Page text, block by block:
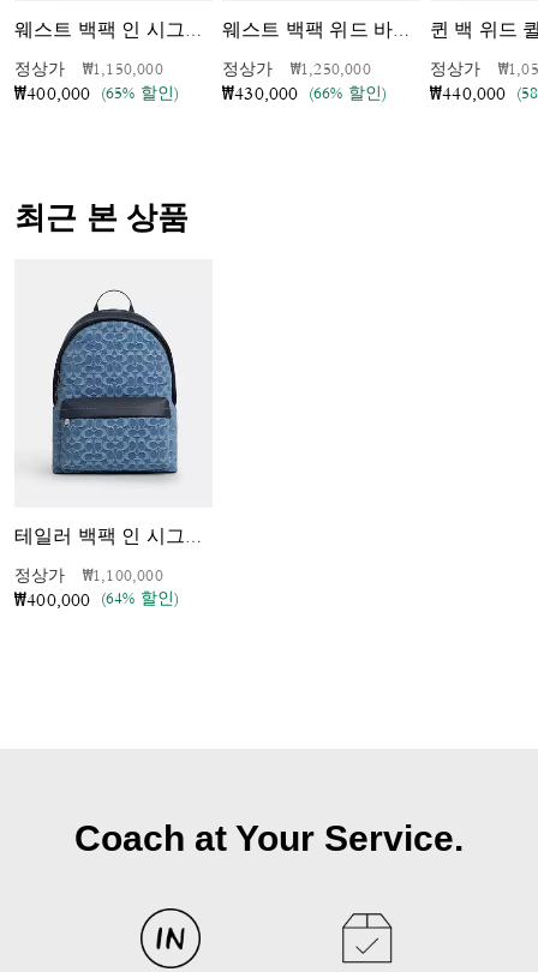
웨스트 백팩 인 시그니처 캔버스 위드 바시티 그래픽
정상가 가격 인하 전
₩1,150,000인하됨
₩400,000 (65% 할인)
웨스트 백팩 위드 바시티 스트라이프
정상가 가격 인하 전
₩1,250,000인하됨
₩430,000 (66% 할인)
퀸 백 위드
정상가 가격
₩440,000
최근 본 상품
테일러 백팩 인 시그니처 데님
정상가 가격 인하 전
₩1,100,000인하됨
₩400,000 (64% 할인)
Coach at Your Service.